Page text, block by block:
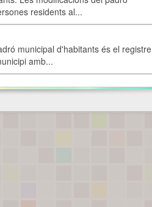
residents al...
municipal d'habitants és el registre
amb...